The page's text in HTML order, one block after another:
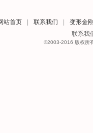
网站首页 联系我们
变形金
联系我
©2003-2016 版权所